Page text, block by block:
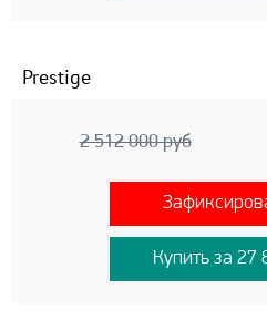
Prestige
2 512 000 руб
Купить за 27